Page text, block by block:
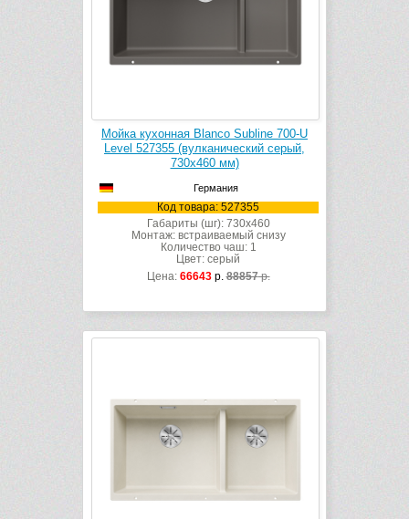
Мойка кухонная Blanco Subline 700-U
Level 527355 (вулканический серый,
730х460 мм)
Германия
Код товара: 527355
Габариты (шг): 730x460
Монтаж: встраиваемый снизу
Количество чаш: 1
Цвет: серый
Цена: 66643р.88857р.